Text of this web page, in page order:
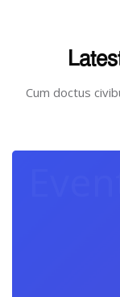
Cum doctus